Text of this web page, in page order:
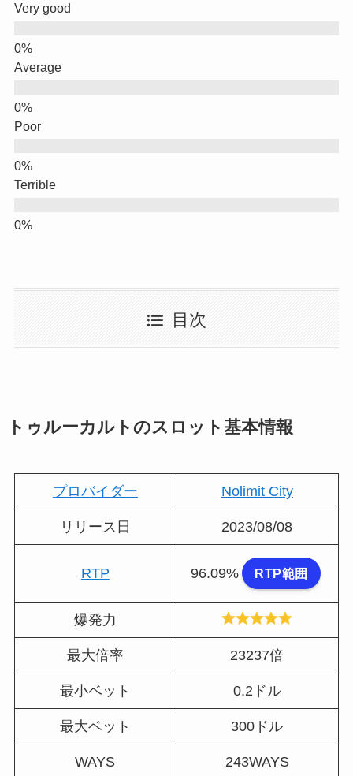
Very good
Average
Poor
Terrible
目次
トゥルーカルトのスロット基本情報
プロバイダー Nolimit City
リリース日 2023/08/08
RTP 96.09% RTP範囲
爆発力
最大倍率 23237倍
最小ベット 0.2ドル
最大ベット 300ドル
WAYS 243WAYS